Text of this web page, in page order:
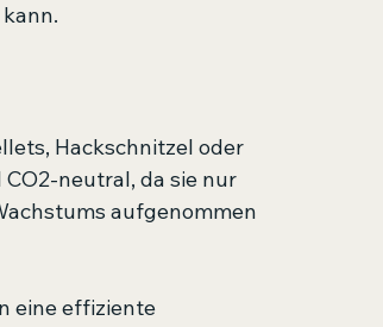
Hackschnitzel oder
neutral, da sie nur
aufgenommen
eine effiziente